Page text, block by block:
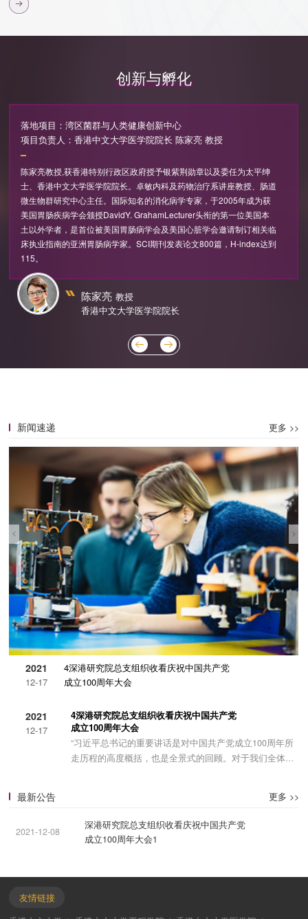
创新与孵化
落地项目：湾区菌群与人类健康创新中心
项目负责人：香港中文大学医学院院长 陈家亮 教授
115。
陈家亮 教授
香港中文大学医学院院长
新闻速递 更多 >>
2021
12-17
4深港研究院总支组织收看庆祝中国共产党
成立100周年大会
2021
12-17
4深港研究院总支组织收看庆祝中国共产党
成立100周年大会
最新公告 更多 >>
2021-12-08
深港研究院总支组织收看庆祝中国共产党
成立100周年大会1
友情链接